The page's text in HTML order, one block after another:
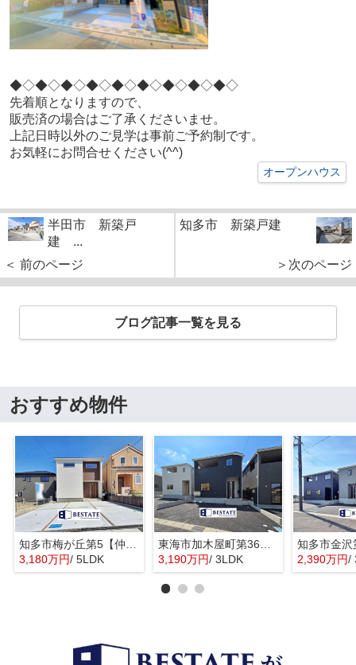
◆◇◆◇◆◇◆◇◆◇◆◇◆◇◆◇◆◇
先着順となりますので、
販売済の場合はご了承くださいませ。
上記日時以外のご見学は事前ご予約制です。
お気軽にお問合せください(^^)
オープンハウス
半田市 新築戸
建 ...
＜ 前のページ
知多市 新築戸建
＞次のページ
ブログ記事一覧を見る
おすすめ物件
3,180万円/ 5LDK
3,190万円/ 3LDK 2,390万円/